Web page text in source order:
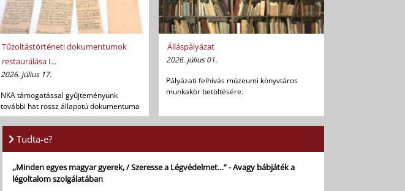
Tűzoltástörténeti dokumentumok
restaurálása I...
2026. július 17.
NKA támogatással gyűjteményünk
további hat rossz állapotú dokumentuma
...
Álláspályázat
2026. július 01.
Pályázati felhívás múzeumi könyvtáros
munkakör betöltésére.
Tudta-e?
,,Minden egyes magyar gyerek, / Szeresse a Légvédelmet…” - Avagy bábjáték a
légoltalom szolgálatában